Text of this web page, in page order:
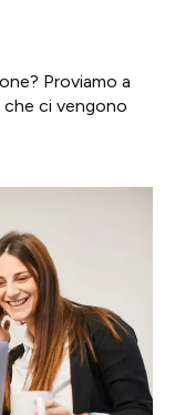
Proviamo a
ci vengono